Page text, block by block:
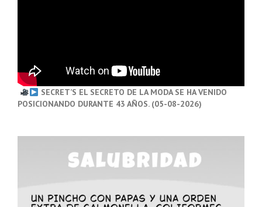
SECRET’S EL SECRETO DE LA MODA SE HA VENIDO
POSICIONANDO DURANTE 43 AÑOS. (05-08-2026)